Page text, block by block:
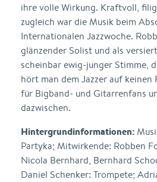
ihre volle Wirkung. Kraftvoll,
zugleich war die Musik beim
Internationalen Jazzwoche.
glänzender Solist und als
scheinbar ewig-junger Stimme,
hört man dem Jazzer auf
für Bigband- und Gitarrenfans
dazwischen.
Hintergrundinformationen:
Partyka; Mitwirkende: Robben
Nicola Bernhard, Bernhard
Daniel Schenker: Trompete;